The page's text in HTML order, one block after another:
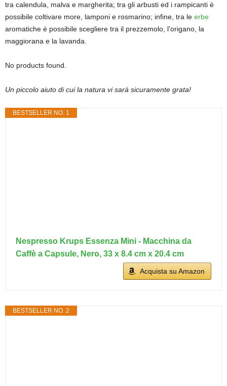
tra calendula, malva e margherita; tra gli arbusti ed i rampicanti è
possibile coltivare more, lamponi e rosmarino; infine, tra le erbe
aromatiche è possibile scegliere tra il prezzemolo, l’origano, la
maggiorana e la lavanda.
No products found.
Un piccolo aiuto di cui la natura vi sarà sicuramente grata!
BESTSELLER NO. 1
Nespresso Krups Essenza Mini - Macchina da
Caffè a Capsule, Nero, 33 x 8.4 cm x 20.4 cm
Acquista su Amazon
BESTSELLER NO. 2